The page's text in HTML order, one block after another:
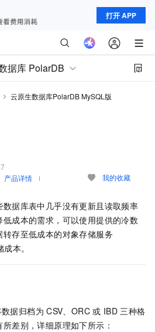
打开 APP
据库 PolarDB
云原生数据库PolarDB MySQL版
产品详情 我的收藏
据库表中几乎没有更新且读取频率
成本的需求，可以使用提供的冷数
存至低成本的对象存储服务
本。
据归档为 CSV、ORC 或 IBD 三种格
差别，详细原理如下所示：